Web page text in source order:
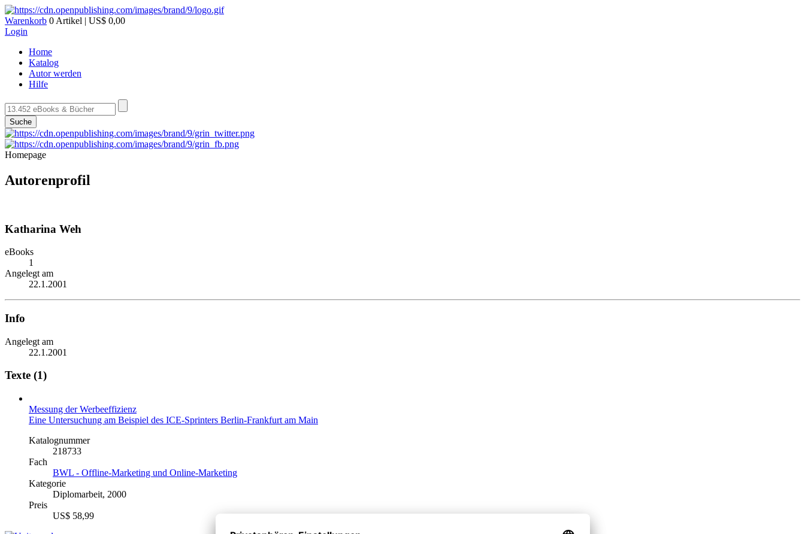
Warenkorb 0 Artikel | US$ 0,00
Login
Home
Katalog
Autor werden
Hilfe
Suche
Homepage
Autorenprofil
Katharina Weh
eBooks
1
Angelegt am
22.1.2001
Info
Angelegt am
22.1.2001
Texte (1)
Messung der Werbeeffizienz
Eine Untersuchung am Beispiel des ICE-Sprinters Berlin-Frankfurt am Main
Katalognummer
218733
Fach
BWL - Offline-Marketing und Online-Marketing
Kategorie
Diplomarbeit, 2000
Preis
US$ 58,99